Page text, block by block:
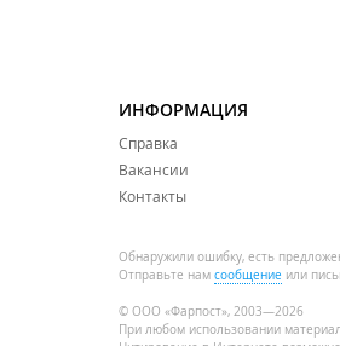
ИНФОРМАЦИЯ
Справка
Вакансии
Контакты
Обнаружили ошибку, есть
Отправьте нам сообщение или
© ООО «Фарпост», 2003—2026
При любом использовании